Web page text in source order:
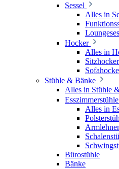
Sessel
Alles in
Hocker
Alles in
Sitzhocker
Stühle & Bänke
Alles in Stühle
Esszimmerstühle
Alles in
Bürostühle
Bänke